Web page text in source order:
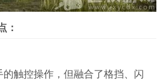
：
触控操作，但融合了格挡、闪